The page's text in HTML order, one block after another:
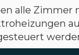
alle Zimmer